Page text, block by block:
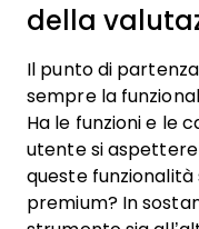
della
Il punto di
sempre la
Ha le funzioni e le
utente si
queste
premium? In